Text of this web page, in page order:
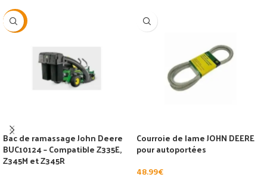
-24%
Bac de ramassage John Deere
BUC10124 – Compatible Z335E,
Z345M et Z345R
Courroie de lame JOHN DEERE
pour autoportées
48.99€